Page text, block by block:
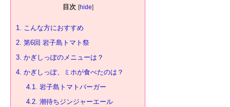
目次 [hide]
1. こんな方におすすめ
2. 第6回 岩子島トマト祭
3. かぎしっぽのメニューは？
4. かぎしっぽ、ミホが食べたのは？
4.1. 岩子島トマトバーガー
4.2. 潮待ちジンジャーエール